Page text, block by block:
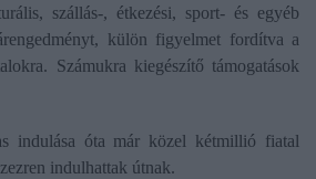
szállás-, étkezési, sport- és egyéb
külön figyelmet fordítva a
Számukra kiegészítő támogatások
indulása óta már közel kétmillió fiatal
indulhattak útnak.